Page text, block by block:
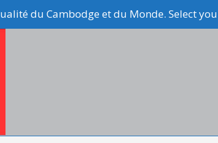
du Cambodge et du Monde. Select